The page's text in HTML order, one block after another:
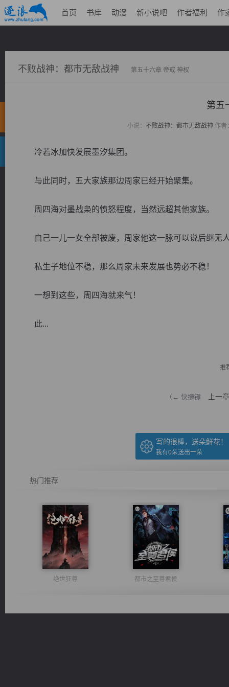
首页 书库 动漫 新小说吧 作者福利 作
不败战神：都市无敌战神 第五十六章 帝戒 神权
第五
小说： 不败战神：都市无敌战神 作者
冷若冰加快发展墨汐集团。
与此同时，五大家族那边周家已经开始聚集。
周四海对墨战枭的愤怒程度，当然远超其他家族。
自己一儿一女全部被废，周家他这一脉可以说后继无
私生子地位不稳，那么周家未来发展也势必不稳！
一想到这些，周四海就来气！
此...
推
（← 快捷键 上一章
写的很棒，送朵鲜花！
我有0朵送出一朵
热门推荐
绝世狂尊 都市之至尊君侯